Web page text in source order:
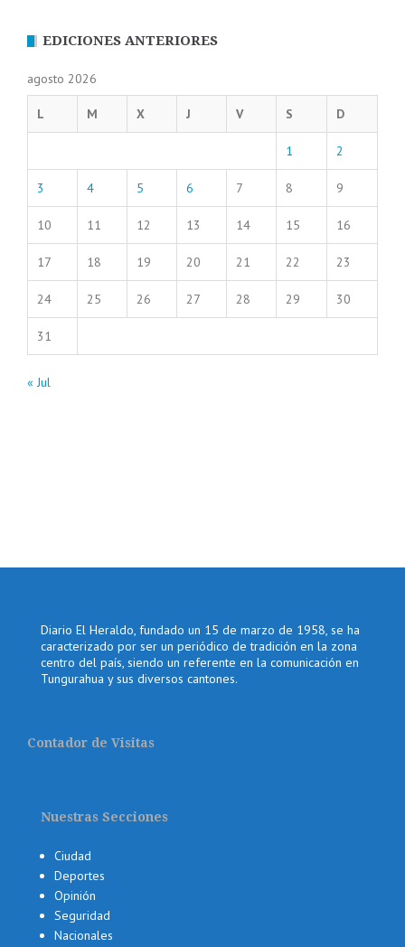
EDICIONES ANTERIORES
agosto 2026
L M X J V S D
1 2
3 4 5 6 7 8 9
10 11 12 13 14 15 16
17 18 19 20 21 22 23
24 25 26 27 28 29 30
31
« Jul
Diario El Heraldo, fundado un 15 de marzo de 1958, se ha
caracterizado por ser un periódico de tradición en la zona
centro del país, siendo un referente en la comunicación en
Tungurahua y sus diversos cantones.
Contador de Visitas
Nuestras Secciones
Ciudad
Deportes
Opinión
Seguridad
Nacionales